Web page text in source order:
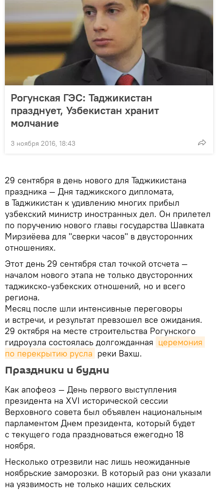
Рогунская ГЭС: Таджикистан
празднует, Узбекистан хранит
молчание
3 ноября 2016, 18:43
29 сентября в день нового для Таджикистана
праздника — Дня таджикского дипломата,
в Таджикистан к удивлению многих прибыл
узбекский министр иностранных дел. Он прилетел
по поручению нового главы государства Шавката
Мирзиёева для "сверки часов" в двусторонних
отношениях.
Этот день 29 сентября стал точкой отсчета —
началом нового этапа не только двусторонних
таджикско-узбекских отношений, но и всего
региона.
Месяц после шли интенсивные переговоры
и встречи, и результат превзошел все ожидания.
29 октября на месте строительства Рогунского
гидроузла состоялась долгожданная церемония
по перекрытию русла реки Вахш.
Праздники и будни
Как апофеоз — День первого выступления
президента на XVI исторической сессии
Верховного совета был объявлен национальным
парламентом Днем президента, который будет
с текущего года праздноваться ежегодно 18
ноября.
Несколько отрезвили нас лишь неожиданные
ноябрьские заморозки. В который раз они указали
на уязвимость не только наших сельских